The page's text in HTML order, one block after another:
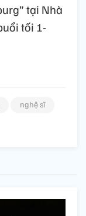
tại Nhà
tối 1-
nghệ sĩ